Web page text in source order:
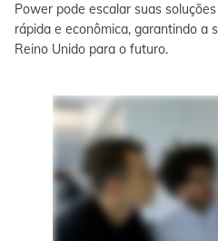
Power pode escalar suas
rápida e econômica, garantindo a
Reino Unido para o futuro.